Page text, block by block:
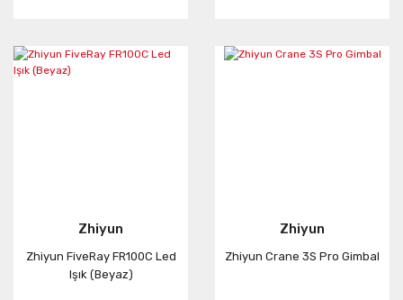
Zhiyun
Zhiyun FiveRay FR100C Led
Işık (Beyaz)
Zhiyun
Zhiyun Crane 3S Pro Gimbal